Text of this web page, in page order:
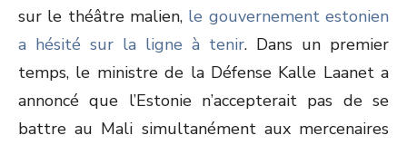
sur le théâtre malien, le gouvernement estonien
a hésité sur la ligne à tenir. Dans un premier
temps, le ministre de la Défense Kalle Laanet a
annoncé que l’Estonie n’accepterait pas de se
battre au Mali simultanément aux mercenaires